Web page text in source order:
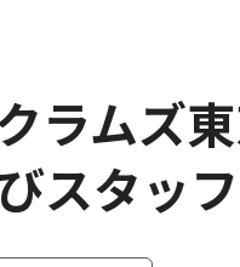
ラムズ
スタッ